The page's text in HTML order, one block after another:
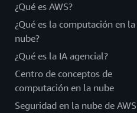
¿Qué es AWS?
¿Qué es la computación en la
nube?
¿Qué es la IA agencial?
Centro de conceptos de
computación en la nube
Seguridad en la nube de AWS